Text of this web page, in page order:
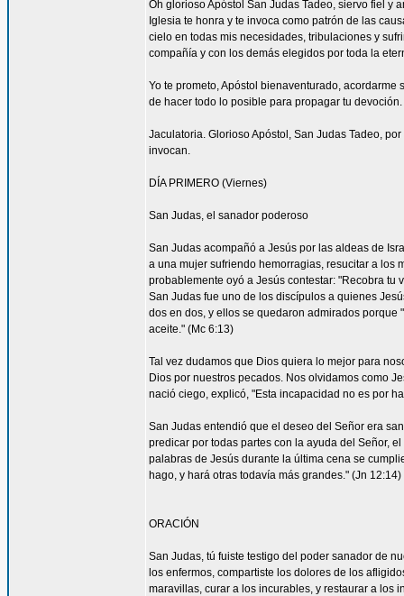
Oh glorioso Apóstol San Judas Tadeo, siervo fiel y
Iglesia te honra y te invoca como patrón de las
cielo en todas mis necesidades, tribulaciones y
compañía y con los demás elegidos por toda la
Yo te prometo, Apóstol bienaventurado,
de hacer todo lo posible para propagar tu devoción.
Jaculatoria. Glorioso Apóstol, San Judas Tadeo,
invocan.
DÍA PRIMERO (Viernes)
San Judas, el sanador poderoso
San Judas acompañó a Jesús por las aldeas de
a una mujer sufriendo hemorragias, resucitar a los
probablemente oyó a Jesús contestar: "Recobra tu
San Judas fue uno de los discípulos a quienes
dos en dos, y ellos se quedaron admirados
aceite." (Mc 6:13)
Tal vez dudamos que Dios quiera lo mejor para
Dios por nuestros pecados. Nos olvidamos como
nació ciego, explicó, "Esta incapacidad no es por
San Judas entendió que el deseo del Señor era
predicar por todas partes con la ayuda del Señor,
palabras de Jesús durante la última cena se
hago, y hará otras todavía más grandes." (Jn 12:14)
ORACIÓN
San Judas, tú fuiste testigo del poder sanador de
los enfermos, compartiste los dolores de los
maravillas, curar a los incurables, y restaurar a los